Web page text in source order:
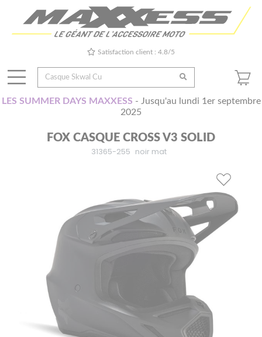
Satisfaction client : 4.8/5
LES SUMMER DAYS MAXXESS - Jusqu'au lundi 1er septembre
2025
FOX CASQUE CROSS V3 SOLID
31365-255 noir mat